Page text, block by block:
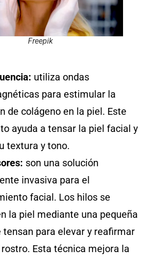
Freepik
utiliza ondas
para estimular la
de colágeno en la piel. Este
ayuda a tensar la piel facial y
textura y tono.
son una solución
invasiva para el
facial. Los hilos se
la piel mediante una pequeña
tensan para elevar y reafirmar
Esta técnica mejora la